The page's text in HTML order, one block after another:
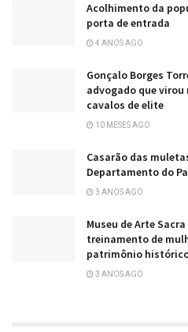
Acolhimento da
porta de entrada
4 ANOS AGO
Gonçalo Borges
advogado que
cavalos de elite
10 MESES AGO
Casarão das
Departamento do
3 ANOS AGO
Museu de Arte
treinamento de
patrimônio
3 ANOS AGO